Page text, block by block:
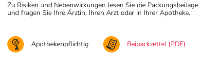
Zu Risiken und Nebenwirkungen lesen Sie die Packungsbeilage
und fragen Sie Ihre Ärztin, Ihren Arzt oder in Ihrer Apotheke.
Apothekenpflichtig Beipackzettel (PDF)